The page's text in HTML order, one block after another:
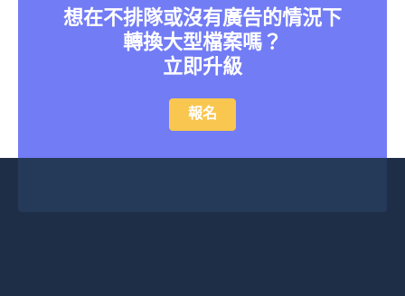
想在不排隊或沒有廣告的情況下
轉換大型檔案嗎？
立即升級
報名